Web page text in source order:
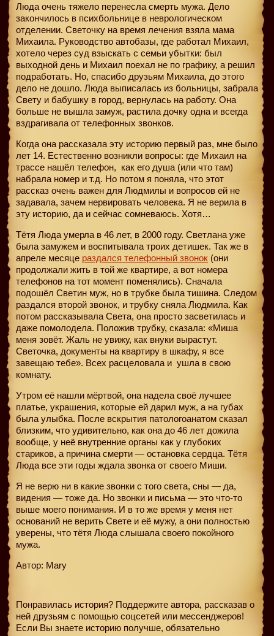
Люда очень тяжело перенесла смерть мужа. Дело
закончилось в психбольнице в неврологическом
отделении. Светочку на время лечения взяла мама
Михаила. Руководство автобазы, где работал Михаил,
хотело через суд взыскать с семьи убытки: был
выходной день и Михаил поехал не по графику, а решил
подработать. Но, спасибо друзьям Михаила, до этого
дело не дошло. Люда выписалась из больницы, забрала
Свету и бабушку в город, вернулась на работу. Она
больше не вышла замуж, растила дочку одна и всегда
вздрагивала от телефонных звонков.
Когда она рассказала эту историю первый раз, мне было
лет 14. Естественно возникли вопросы: где Михаил на
трассе нашёл телефон, как его душа (или что там)
набрала номер и т.д. Но потом я поняла, что этот
рассказ очень важен для Людмилы и вопросов ей не
задавала, зачем нервировать человека. Я не верила в
эту историю, да и сейчас сомневаюсь. Хотя…
Тётя Люда умерла в 46 лет, в 2000 году. Светлана уже
была замужем и воспитывала троих детишек. Так же в
апреле месяце раздался телефонный звонок (они
продолжали жить в той же квартире, а вот номера
телефонов на тот момент поменялись). Сначала
подошёл Светин муж, но в трубке была тишина. Следом
раздался второй звонок, и трубку сняла Людмила. Как
потом рассказывала Света, она просто засветилась и
даже помолодела. Положив трубку, сказала: «Миша
меня зовёт. Жаль не увижу, как внуки вырастут.
Светочка, документы на квартиру в шкафу, я все
завещаю тебе». Всех расцеловала и ушла в свою
комнату.
Утром её нашли мёртвой, она надела своё лучшее
платье, украшения, которые ей дарил муж, а на губах
была улыбка. После вскрытия патологоанатом сказал
близким, что удивительно, как она до 46 лет дожила
вообще, у неё внутренние органы как у глубоких
стариков, а причина смерти — остановка сердца. Тётя
Люда все эти годы ждала звонка от своего Миши.
Я не верю ни в какие звонки с того света, сны — да,
видения — тоже да. Но звонки и письма — это что-то
выше моего понимания. И в то же время у меня нет
оснований не верить Свете и её мужу, а они полностью
уверены, что тётя Люда слышала своего покойного
мужа.
Автор: Mary
Понравилась история? Поддержите автора, рассказав о
ней друзьям с помощью соцсетей или мессенджеров!
Если Вы знаете историю получше, обязательно